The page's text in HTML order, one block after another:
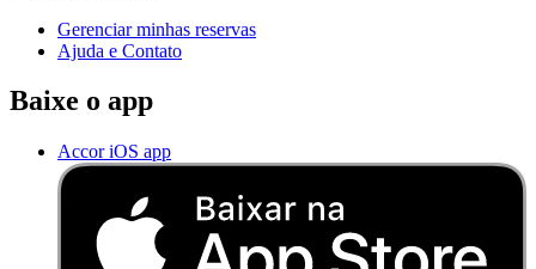
Gerenciar minhas reservas
Ajuda e Contato
Baixe o app
Accor iOS app